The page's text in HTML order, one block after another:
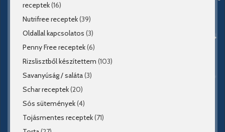
receptek(16)
Nutrifree receptek(39)
Oldallal kapcsolatos (3)
Penny Free receptek(6)
Rizslisztből készítettem (103)
Savanyúság / saláta(3)
Schar receptek(20)
Sós sütemények(4)
Tojásmentes receptek(71)